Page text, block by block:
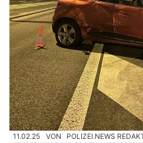
11.02.25 VON POLIZEI.NEWS